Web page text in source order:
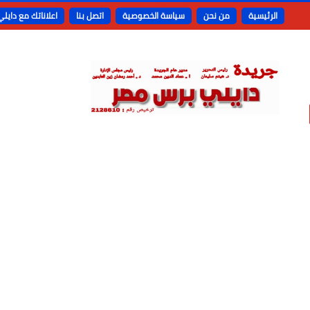
الرئيسية من نحن سياسة الخصوصية اتصل بنا اعلاناتك مع